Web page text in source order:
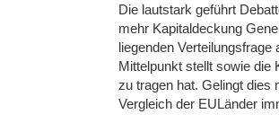
Die lautstark geführt
mehr Kapitaldeckung
liegenden
Mittelpunkt stellt sowie die
zu tragen hat. Gelingt dies
Vergleich der EULänder